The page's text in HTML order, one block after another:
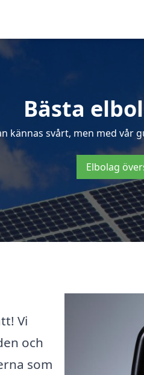
Bästa
kännas svårt, men med
Elbolag
Vi
och
som